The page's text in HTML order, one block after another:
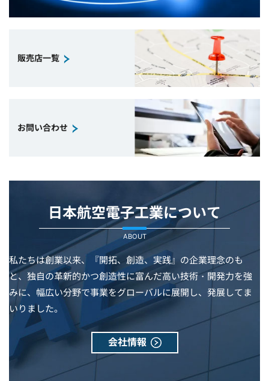
販売店一覧
お問い合わせ
日本航空電子工業について
ABOUT
私たちは創業以来、『開拓、創造、実践』の企業理念のも
と、独自の革新的かつ創造性に富んだ高い技術・開発力を強
みに、幅広い分野で事業をグローバルに展開し、発展してま
いりました。
会社情報